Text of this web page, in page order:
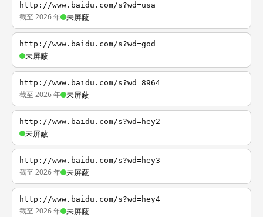
http://www.baidu.com/s?wd=usa
截至 2026 年 未屏蔽
http://www.baidu.com/s?wd=god
未屏蔽
http://www.baidu.com/s?wd=8964
截至 2026 年 未屏蔽
http://www.baidu.com/s?wd=hey2
未屏蔽
http://www.baidu.com/s?wd=hey3
截至 2026 年 未屏蔽
http://www.baidu.com/s?wd=hey4
截至 2026 年 未屏蔽